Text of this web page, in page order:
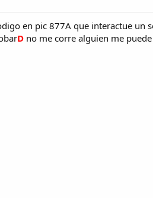
en pic 877A que interactue
D no me corre alguien me